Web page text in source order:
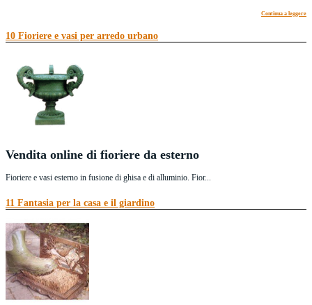
Continua a leggere
10 Fioriere e vasi per arredo urbano
Vendita online di fioriere da esterno
Fioriere e vasi esterno in fusione di ghisa e di alluminio. Fior...
11 Fantasia per la casa e il giardino